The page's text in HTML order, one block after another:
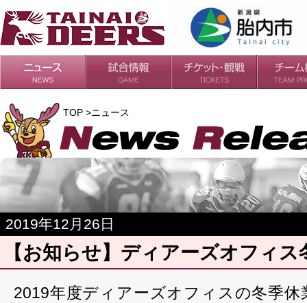
TOP >ニュース
2019年12月26日
【お知らせ】ディアーズオフィス
2019年度ディアーズオフィスの冬季